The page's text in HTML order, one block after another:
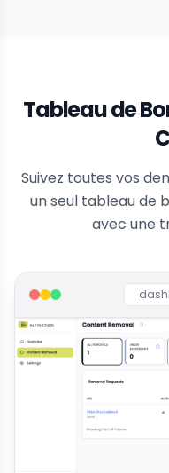
Tableau de
Suivez toutes vos
un seul tableau de
avec une